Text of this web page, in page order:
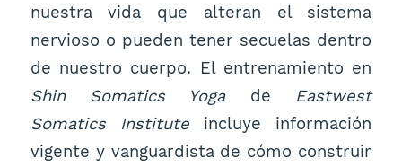
nuestra vida que alteran el sistema
nervioso o pueden tener secuelas dentro
de nuestro cuerpo. El entrenamiento en
Shin Somatics Yogade Eastwest
Somatics Instituteincluye información
vigente y vanguardista de cómo construir